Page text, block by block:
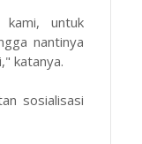
untuk
nantinya
katanya.
sosialisasi